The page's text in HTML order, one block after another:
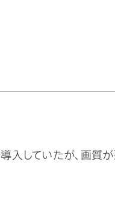
入していたが、画質